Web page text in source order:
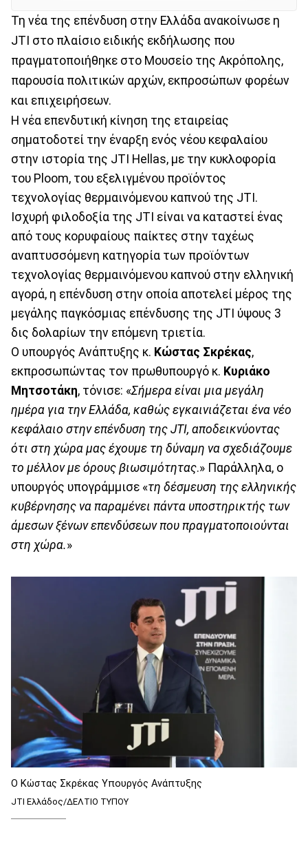
Τη νέα της επένδυση στην Ελλάδα ανακοίνωσε η
JTI στο πλαίσιο ειδικής εκδήλωσης που
πραγματοποιήθηκε στο Μουσείο της Ακρόπολης,
παρουσία πολιτικών αρχών, εκπροσώπων φορέων
και επιχειρήσεων.
Η νέα επενδυτική κίνηση της εταιρείας
σηματοδοτεί την έναρξη ενός νέου κεφαλαίου
στην ιστορία της JTI Hellas, με την κυκλοφορία
του Ploom, του εξελιγμένου προϊόντος
τεχνολογίας θερμαινόμενου καπνού της JTI.
Ισχυρή φιλοδοξία της JTI είναι να καταστεί ένας
από τους κορυφαίους παίκτες στην ταχέως
αναπτυσσόμενη κατηγορία των προϊόντων
τεχνολογίας θερμαινόμενου καπνού στην ελληνική
αγορά, η επένδυση στην οποία αποτελεί μέρος της
μεγάλης παγκόσμιας επένδυσης της JTI ύψους 3
δις δολαρίων την επόμενη τριετία.
Ο υπουργός Ανάπτυξης κ. Κώστας Σκρέκας,
εκπροσωπώντας τον πρωθυπουργό κ. Κυριάκο
Μητσοτάκη, τόνισε: «Σήμερα είναι μια μεγάλη
ημέρα για την Ελλάδα, καθώς εγκαινιάζεται ένα νέο
κεφάλαιο στην επένδυση της JTI, αποδεικνύοντας
ότι στη χώρα μας έχουμε τη δύναμη να σχεδιάζουμε
το μέλλον με όρους βιωσιμότητας.» Παράλληλα, ο
υπουργός υπογράμμισε «τη δέσμευση της ελληνικής
κυβέρνησης να παραμένει πάντα υποστηρικτής των
άμεσων ξένων επενδύσεων που πραγματοποιούνται
στη χώρα.»
Ο Κώστας Σκρέκας Υπουργός Ανάπτυξης
JTI Ελλάδος/ΔΕΛΤΙΟ ΤΥΠΟΥ